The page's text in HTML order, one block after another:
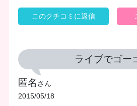
このクチコミに返信
ライブでゴー
匿名 さん
2015/05/18